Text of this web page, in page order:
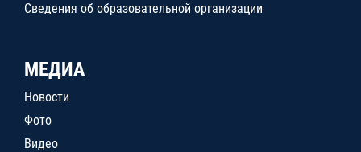
Сведения об образовательной организации
МЕДИА
Новости
Фото
Видео